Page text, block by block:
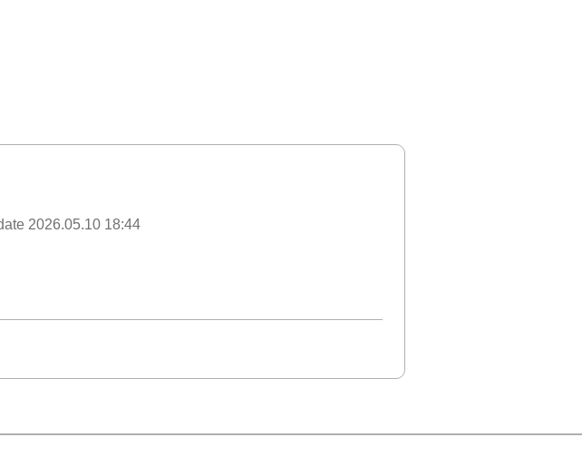
2026.05.10 18:44